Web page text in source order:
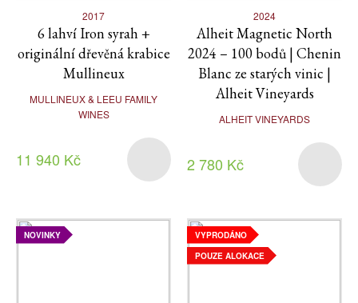
2017
6 lahví Iron syrah +
originální dřevěná krabice
Mullineux
MULLINEUX & LEEU FAMILY
WINES
11 940 Kč
2024
Alheit Magnetic North
2024 – 100 bodů | Chenin
Blanc ze starých vinic |
Alheit Vineyards
ALHEIT VINEYARDS
2 780 Kč
NOVINKY
VYPRODÁNO
POUZE ALOKACE